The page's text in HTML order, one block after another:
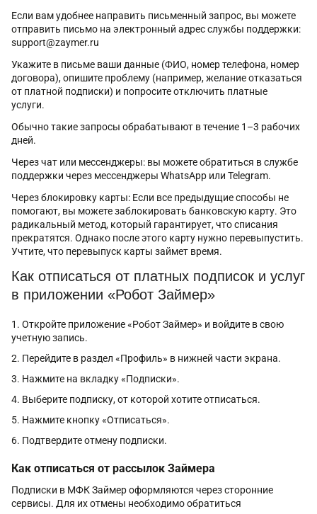
Если вам удобнее направить письменный запрос, вы можете
отправить письмо на электронный адрес службы поддержки:
support@zaymer.ru
Укажите в письме ваши данные (ФИО, номер телефона, номер
договора), опишите проблему (например, желание отказаться
от платной подписки) и попросите отключить платные
услуги.
Обычно такие запросы обрабатывают в течение 1–3 рабочих
дней.
Через чат или мессенджеры: вы можете обратиться в службе
поддержки через мессенджеры WhatsApp или Telegram.
Через блокировку карты: Если все предыдущие способы не
помогают, вы можете заблокировать банковскую карту. Это
радикальный метод, который гарантирует, что списания
прекратятся. Однако после этого карту нужно перевыпустить.
Учтите, что перевыпуск карты займет время.
Как отписаться от платных подписок и услуг
в приложении «Робот Займер»
Откройте приложение «Робот Займер» и войдите в свою
учетную запись.
Перейдите в раздел «Профиль» в нижней части экрана.
Нажмите на вкладку «Подписки».
Выберите подписку, от которой хотите отписаться.
Нажмите кнопку «Отписаться».
Подтвердите отмену подписки.
Как отписаться от рассылок Займера
Подписки в МФК Займер оформляются через сторонние
сервисы. Для их отмены необходимо обратиться